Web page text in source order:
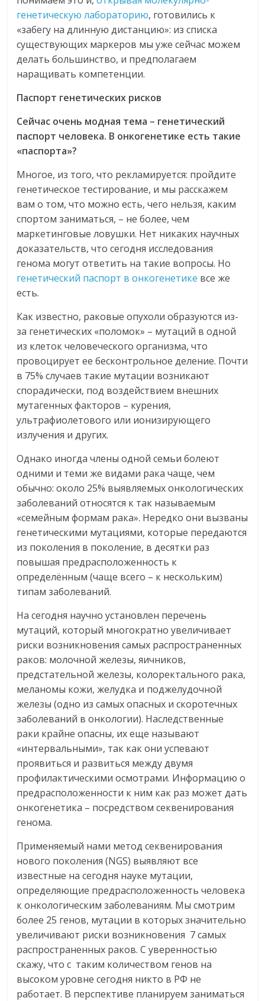
генетическую лабораторию, готовились к
«забегу на длинную дистанцию»: из списка
существующих маркеров мы уже сейчас можем
делать большинство, и предполагаем
наращивать компетенции.
Паспорт генетических рисков
Сейчас очень модная тема – генетический
паспорт человека. В онкогенетике есть такие
«паспорта»?
Многое, из того, что рекламируется: пройдите
генетическое тестирование, и мы расскажем
вам о том, что можно есть, чего нельзя, каким
спортом заниматься, – не более, чем
маркетинговые ловушки. Нет никаких научных
доказательств, что сегодня исследования
генома могут ответить на такие вопросы. Но
генетический паспорт в онкогенетике все же
есть.
Как известно, раковые опухоли образуются из-
за генетических «поломок» – мутаций в одной
из клеток человеческого организма, что
провоцирует ее бесконтрольное деление. Почти
в 75% случаев такие мутации возникают
спорадически, под воздействием внешних
мутагенных факторов – курения,
ультрафиолетового или ионизирующего
излучения и других.
Однако иногда члены одной семьи болеют
одними и теми же видами рака чаще, чем
обычно: около 25% выявляемых онкологических
заболеваний относятся к так называемым
«семейным формам рака». Нередко они вызваны
генетическими мутациями, которые передаются
из поколения в поколение, в десятки раз
повышая предрасположенность к
определённым (чаще всего – к нескольким)
типам заболеваний.
На сегодня научно установлен перечень
мутаций, который многократно увеличивает
риски возникновения самых распространенных
раков: молочной железы, яичников,
предстательной железы, колоректального рака,
меланомы кожи, желудка и поджелудочной
железы (одно из самых опасных и скоротечных
заболеваний в онкологии). Наследственные
раки крайне опасны, их еще называют
«интервальными», так как они успевают
проявиться и развиться между двумя
профилактическими осмотрами. Информацию о
предрасположенности к ним как раз может дать
онкогенетика – посредством секвенирования
генома.
Применяемый нами метод секвенирования
нового поколения (NGS) выявляют все
известные на сегодня науке мутации,
определяющие предрасположенность человека
к онкологическим заболеваниям. Мы смотрим
более 25 генов, мутации в которых значительно
увеличивают риски возникновения 7 самых
распространенных раков. С уверенностью
скажу, что с таким количеством генов на
высоком уровне сегодня никто в РФ не
работает. В перспективе планируем заниматься